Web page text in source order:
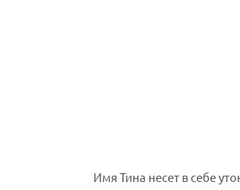
Имя Тина несет в себе